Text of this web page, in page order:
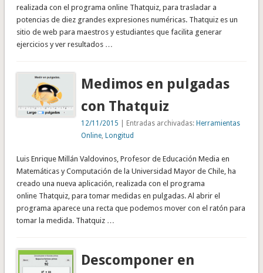
realizada con el programa online Thatquiz, para trasladar a
potencias de diez grandes expresiones numéricas. Thatquiz es un
sitio de web para maestros y estudiantes que facilita generar
ejercicios y ver resultados …
Medimos en pulgadas
con Thatquiz
12/11/2015 | Entradas archivadas:Herramientas
Online ,Longitud
Luis Enrique Millán Valdovinos, Profesor de Educación Media en
Matemáticas y Computación de la Universidad Mayor de Chile, ha
creado una nueva aplicación, realizada con el programa
online Thatquiz, para tomar medidas en pulgadas. Al abrir el
programa aparece una recta que podemos mover con el ratón para
tomar la medida. Thatquiz …
Descomponer en